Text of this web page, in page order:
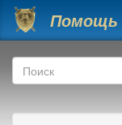
Перейти к основному
Помощь
Форма
Поиск